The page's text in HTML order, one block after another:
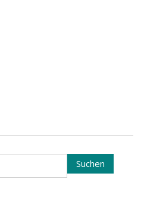
Suchen
nach:
Suchen